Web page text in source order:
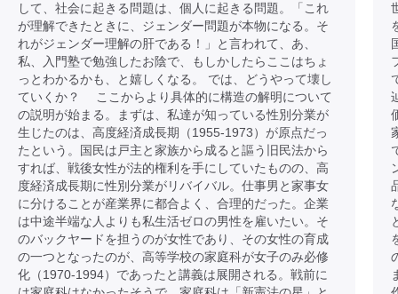
して、社会に起きる問題は、個人に起きる問題。「これ
が理解できたときに、ジェンダー問題が本物になる。そ
れがジェンダー理解の肝である！」と言われて、あ、
私、入門塾で勉強したお陰で、もしかしたらここはちょ
っとわかるかも、と嬉しくなる。 では、どうやって壊し
ていくか？ ここからより具体的に構造の解明について
の説明が始まる。まずは、私達が知っている性別分業が
生じたのは、高度経済成長期（1955-1973）が原点だっ
たという。国民は戸主と家族から成ると謳う旧民法から
すれば、戦後女性が法的権利を手にしていたものの、高
度経済成長期に性別分業がリバイバル。仕事男と家事女
に分けることが産業界に都合よく、合理的だった。企業
は中途半端な人よりも私生活ゼロの男性を雇いたい。そ
のバックヤードを担うのが女性であり、その女性の育成
の一つとなったのが、高等学校の家庭科が女子のみ必修
化（1970-1994）であったと講義は展開される。戦前に